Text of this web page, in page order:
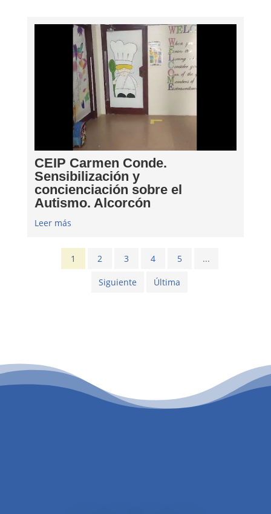
CEIP Carmen Conde.
Sensibilización y
concienciación sobre el
Autismo. Alcorcón
Leer más
1 2 3 4 5 ...
Siguiente Última
PATROCINIO CULTURAL